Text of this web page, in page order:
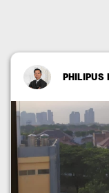
PHILIPUS